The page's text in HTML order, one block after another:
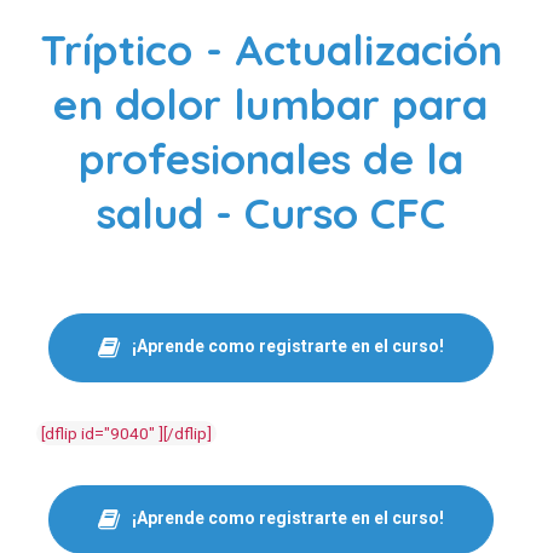
Tríptico - Actualización
en dolor lumbar para
profesionales de la
salud - Curso CFC
¡Aprende como registrarte en el curso!
[dflip id="9040" ][/dflip]
¡Aprende como registrarte en el curso!